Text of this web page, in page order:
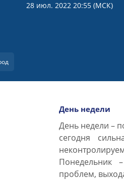
28 июл. 2022 20:55 (МСК)
День недели
День недели –
сегодня
проблем,